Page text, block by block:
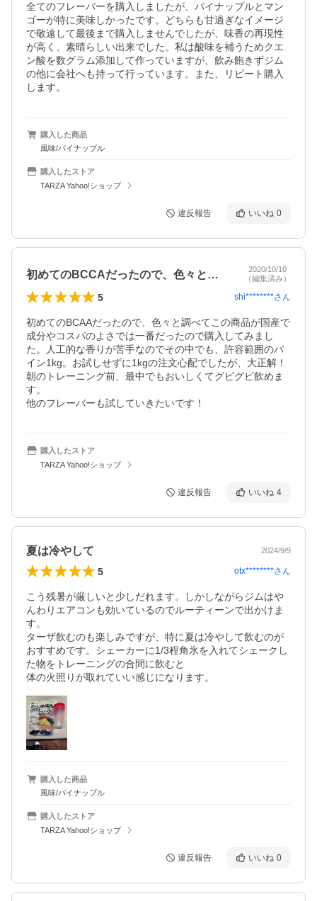
全てのフレーバーを購入しましたが、パイナップルとマン
ゴーが特に美味しかったです。どちらも甘過ぎなイメージ
で敬遠して最後まで購入しませんでしたが、味香の再現性
が高く、素晴らしい出来でした。私は酸味を補うためクエ
ン酸を数グラム添加して作っていますが、飲み飽きずジム
の他に会社へも持って行っています。また、リピート購入
します。
購入した商品
風味/パイナップル
購入したストア
TARZA Yahoo!ショップ
違反報告 いいね 0
初めてのBCCAだったので、色々と調べ…
2020/10/10
（編集済み）
5 shi********さん
初めてのBCAAだったので、色々と調べてこの商品が国産で
成分やコスパのよさでは一番だったので購入してみまし
た。人工的な香りが苦手なのでその中でも、許容範囲のパ
イン1kg。お試しせずに1kgの注文心配でしたが、大正解！
朝のトレーニング前、最中でもおいしくてグビグビ飲めま
す。
他のフレーバーも試していきたいです！
購入したストア
TARZA Yahoo!ショップ
違反報告 いいね 4
夏は冷やして 2024/9/9
5 otx********さん
こう残暑が厳しいと少しだれます。しかしながらジムはや
んわりエアコンも効いているのでルーティーンで出かけま
す。
ターザ飲むのも楽しみですが、特に夏は冷やして飲むのが
おすすめです。シェーカーに1/3程角氷を入れてシェークし
た物をトレーニングの合間に飲むと
体の火照りが取れていい感じになります。
購入した商品
風味/パイナップル
購入したストア
TARZA Yahoo!ショップ
違反報告 いいね 0